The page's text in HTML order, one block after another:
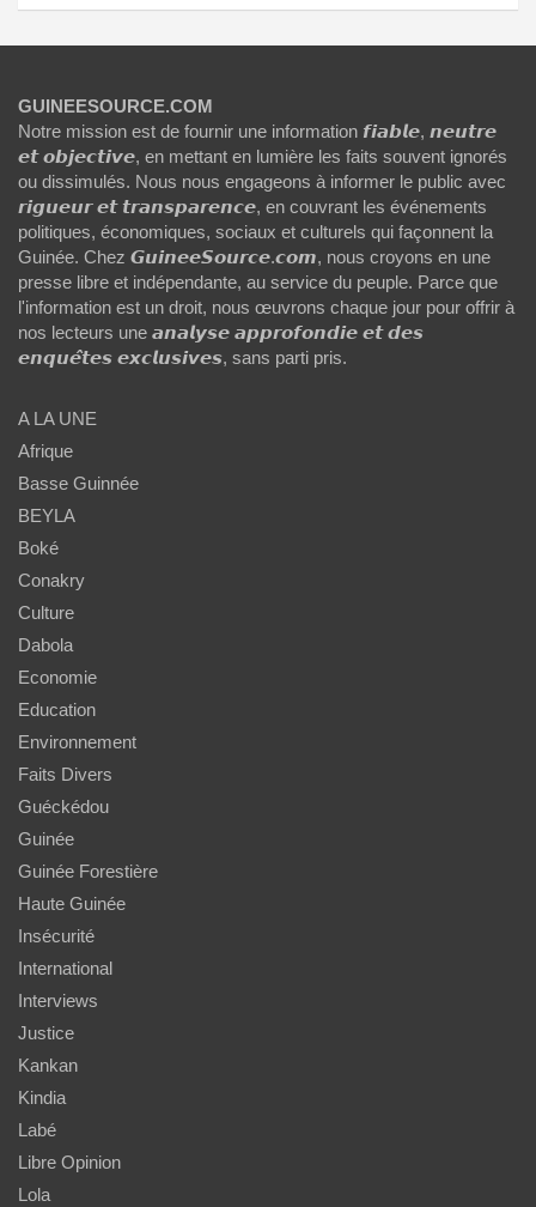
GUINEESOURCE.COM
Notre mission est de fournir une information 𝙛𝙞𝙖𝙗𝙡𝙚, 𝙣𝙚𝙪𝙩𝙧𝙚
𝙚𝙩 𝙤𝙗𝙟𝙚𝙘𝙩𝙞𝙫𝙚, en mettant en lumière les faits souvent ignorés
ou dissimulés. Nous nous engageons à informer le public avec
𝙧𝙞𝙜𝙪𝙚𝙪𝙧 𝙚𝙩 𝙩𝙧𝙖𝙣𝙨𝙥𝙖𝙧𝙚𝙣𝙘𝙚, en couvrant les événements
politiques, économiques, sociaux et culturels qui façonnent la
Guinée. Chez 𝙂𝙪𝙞𝙣𝙚𝙚𝙎𝙤𝙪𝙧𝙘𝙚.𝙘𝙤𝙢, nous croyons en une
presse libre et indépendante, au service du peuple. Parce que
l'information est un droit, nous œuvrons chaque jour pour offrir à
nos lecteurs une 𝙖𝙣𝙖𝙡𝙮𝙨𝙚 𝙖𝙥𝙥𝙧𝙤𝙛𝙤𝙣𝙙𝙞𝙚 𝙚𝙩 𝙙𝙚𝙨
𝙚𝙣𝙦𝙪𝙚̂𝙩𝙚𝙨 𝙚𝙭𝙘𝙡𝙪𝙨𝙞𝙫𝙚𝙨, sans parti pris.
A LA UNE
Afrique
Basse Guinnée
BEYLA
Boké
Conakry
Culture
Dabola
Economie
Education
Environnement
Faits Divers
Guéckédou
Guinée
Guinée Forestière
Haute Guinée
Insécurité
International
Interviews
Justice
Kankan
Kindia
Labé
Libre Opinion
Lola